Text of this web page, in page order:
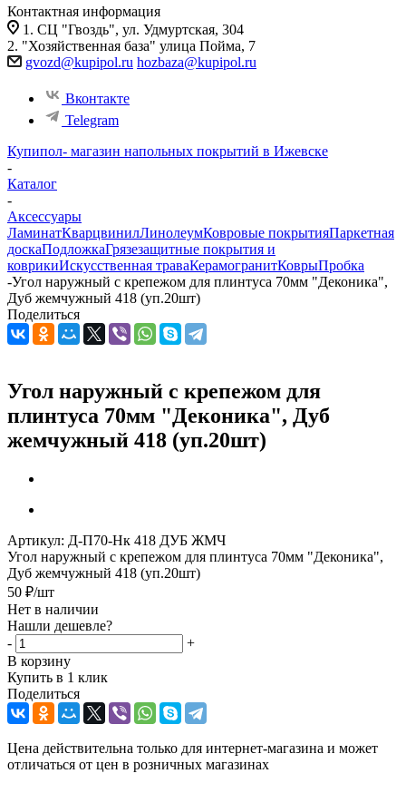
Контактная информация
1. СЦ "Гвоздь", ул. Удмуртская, 304
2. "Хозяйственная база" улица Пойма, 7
gvozd@kupipol.ru hozbaza@kupipol.ru
Вконтакте
Telegram
Купипол- магазин напольных покрытий в Ижевске
-
Каталог
-
Аксессуары
ЛаминатКварцвинилЛинолеумКовровые покрытияПаркетная
доскаПодложкаГрязезащитные покрытия и
коврикиИскусственная траваКерамогранитКоврыПробка
-Угол наружный с крепежом для плинтуса 70мм "Деконика",
Дуб жемчужный 418 (уп.20шт)
Поделиться
Угол наружный с крепежом для
плинтуса 70мм "Деконика", Дуб
жемчужный 418 (уп.20шт)
Артикул: Д-П70-Нк 418 ДУБ ЖМЧ
Угол наружный с крепежом для плинтуса 70мм "Деконика",
Дуб жемчужный 418 (уп.20шт)
50 ₽/шт
Нет в наличии
Нашли дешевле?
-
+
В корзину
Купить в 1 клик
Поделиться
Цена действительна только для интернет-магазина и может
отличаться от цен в розничных магазинах